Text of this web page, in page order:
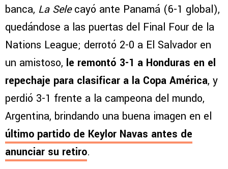
banca, La Selecayó ante Panamá (6-1 global),
quedándose a las puertas del Final Four de la
Nations League; derrotó 2-0 a El Salvador en
un amistoso, le remontó 3-1 a Honduras en el
repechaje para clasificar a la Copa América, y
perdió 3-1 frente a la campeona del mundo,
Argentina, brindando una buena imagen en el
último partido de Keylor Navas antes de
anunciar su retiro.